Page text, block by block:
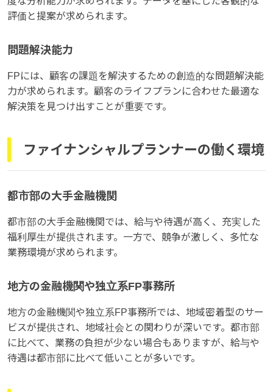
評価と提案が求められます。
問題解決能力
FPには、顧客の課題を解決するための創造的な問題解決能
力が求められます。顧客のライフプランに合わせた最適な
解決策を見つけ出すことが重要です。
ファイナンシャルプランナーの働く環境
都市部の大手金融機関
都市部の大手金融機関では、給与や待遇が高く、充実した
福利厚生が提供されます。一方で、競争が激しく、多忙な
業務環境が求められます。
地方の金融機関や独立系FP事務所
地方の金融機関や独立系FP事務所では、地域密着型のサー
ビスが提供され、地域社会との関わりが深いです。都市部
に比べて、業務の負担が少ない場合もありますが、給与や
待遇は都市部に比べて低いことが多いです。